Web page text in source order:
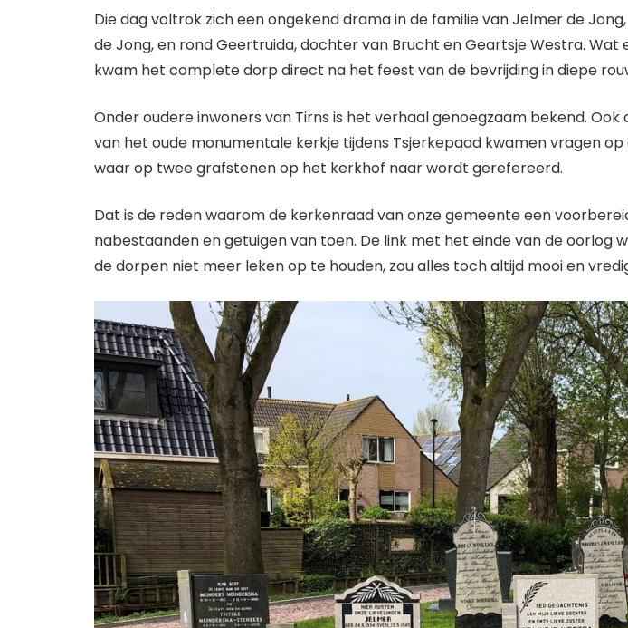
Die dag voltrok zich een ongekend drama in de familie van Jelmer de
de Jong, en rond Geertruida, dochter van Brucht en Geartsje Westra.
kwam het complete dorp direct na het feest van de bevrijding in diepe
Onder oudere inwoners van Tirns is het verhaal genoegzaam bekend.
van het oude monumentale kerkje tijdens Tsjerkepaad kwamen vragen
waar op twee grafstenen op het kerkhof naar wordt gerefereerd.
Dat is de reden waarom de kerkenraad van onze gemeente een
nabestaanden en getuigen van toen. De link met het einde van de oorlog
de dorpen niet meer leken op te houden, zou alles toch altijd mooi en